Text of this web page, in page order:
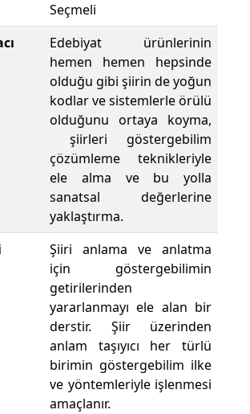
Seçmeli
Edebiyat ürünlerinin
hemen hemen hepsinde
olduğu gibi şiirin de yoğun
kodlar ve sistemlerle örülü
olduğunu ortaya koyma,
şiirleri göstergebilim
çözümleme teknikleriyle
ele alma ve bu yolla
sanatsal değerlerine
yaklaştırma.
Şiiri anlama ve anlatma
için göstergebilimin
getirilerinden
yararlanmayı ele alan bir
derstir. Şiir üzerinden
anlam taşıyıcı her türlü
birimin göstergebilim ilke
ve yöntemleriyle işlenmesi
amaçlanır.